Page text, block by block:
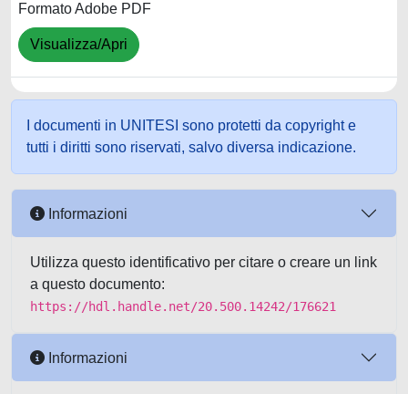
Formato Adobe PDF
Visualizza/Apri
I documenti in UNITESI sono protetti da copyright e
tutti i diritti sono riservati, salvo diversa indicazione.
Informazioni
Utilizza questo identificativo per citare o creare un link
a questo documento:
https://hdl.handle.net/20.500.14242/176621
Informazioni